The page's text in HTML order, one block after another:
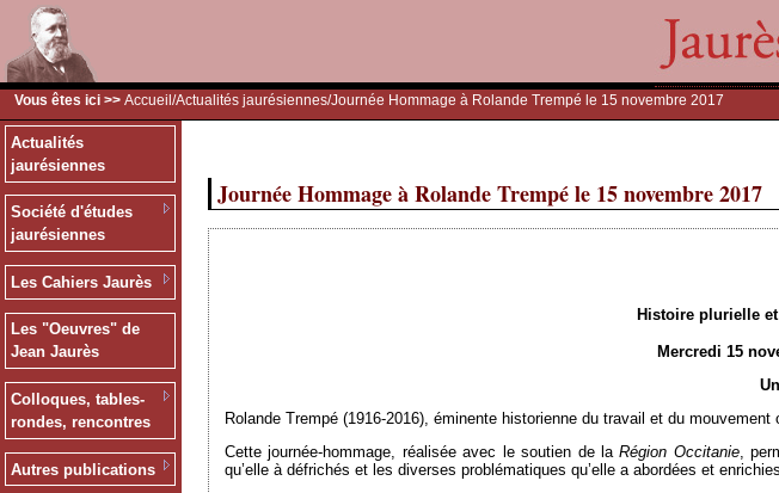
Vous êtes ici >> Accueil /Actualités jaurésiennes/Journée Hommage à Rolande Trempé le 15 novembre 2017
Actualités
jaurésiennes
Société d'études
jaurésiennes
Les Cahiers Jaurès
Les "Oeuvres" de
Jean Jaurès
Colloques, tables-
rondes, rencontres
Autres publications
Journée Hommage à Rolande Trempé le 15 novembre 2017
Histoire plurielle
Mercredi 15
Rolande Trempé (1916-2016), éminente historienne du travail et du
Cette journée-hommage, réalisée avec le soutien de laRégion Occitanie,
qu’elle à défrichés et les diverses problématiques qu’elle a abordées et